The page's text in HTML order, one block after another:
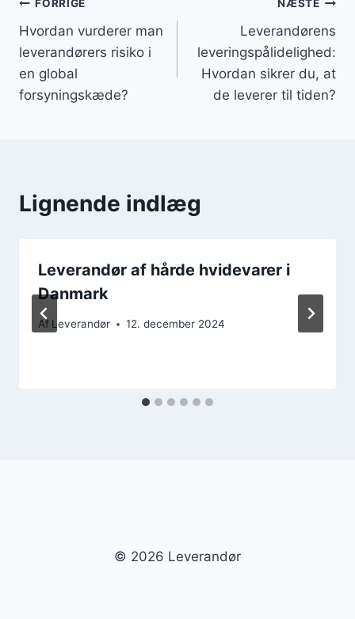
Indlægsnavigation
FORRIGE
Hvordan vurderer man
leverandørers risiko i
en global
forsyningskæde?
NÆSTE
Leverandørens
leveringspålidelighed:
Hvordan sikrer du, at
de leverer til tiden?
Lignende indlæg
Leverandør af hårde hvidevarer i
Danmark
Af Leverandør 12. december 2024
© 2026 Leverandør